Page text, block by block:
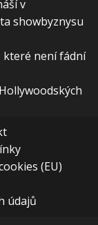
v
showbyznysu
které není fádní
(EU)
údajů